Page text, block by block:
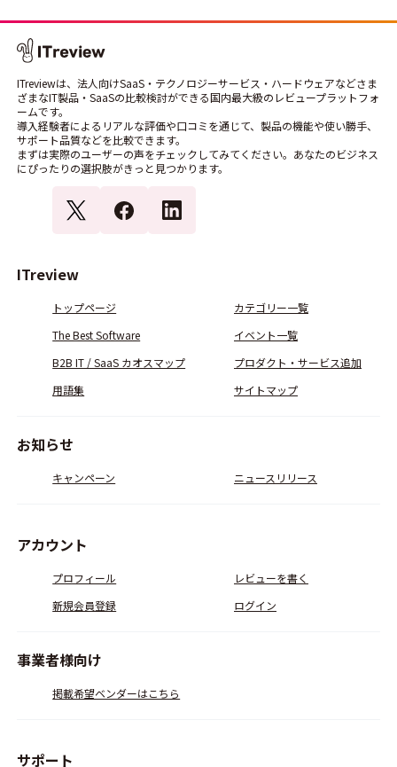
ITreviewは、法人向けSaaS・テクノロジーサービス・ハードウェアなどさま
ざまなIT製品・SaaSの比較検討ができる国内最大級のレビュープラットフォ
ームです。
導入経験者によるリアルな評価や口コミを通じて、製品の機能や使い勝手、
サポート品質などを比較できます。
まずは実際のユーザーの声をチェックしてみてください。あなたのビジネス
にぴったりの選択肢がきっと見つかります。
ITreview
トップページ
カテゴリー一覧
The Best Software
イベント一覧
B2B IT / SaaS カオスマップ
プロダクト・サービス追加
用語集
サイトマップ
お知らせ
キャンペーン ニュースリリース
アカウント
プロフィール
レビューを書く
新規会員登録
ログイン
事業者様向け
掲載希望ベンダーはこちら
サポート